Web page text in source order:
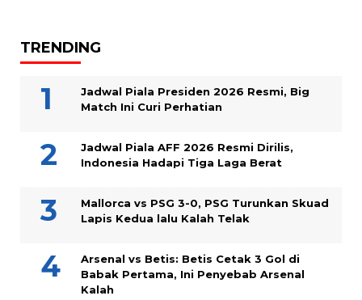
TRENDING
Jadwal Piala Presiden 2026 Resmi, Big
Match Ini Curi Perhatian
Jadwal Piala AFF 2026 Resmi Dirilis,
Indonesia Hadapi Tiga Laga Berat
Mallorca vs PSG 3-0, PSG Turunkan Skuad
Lapis Kedua lalu Kalah Telak
Arsenal vs Betis: Betis Cetak 3 Gol di
Babak Pertama, Ini Penyebab Arsenal
Kalah